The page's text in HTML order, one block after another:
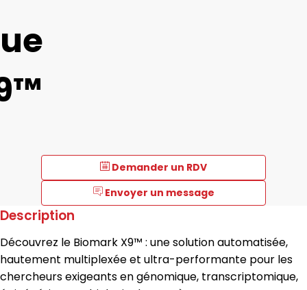
Demander un RDV
Envoyer un message
Description
Découvrez le Biomark X9™ : une solution automatisée,
hautement multiplexée et ultra-performante pour les
chercheurs exigeants en génomique, transcriptomique,